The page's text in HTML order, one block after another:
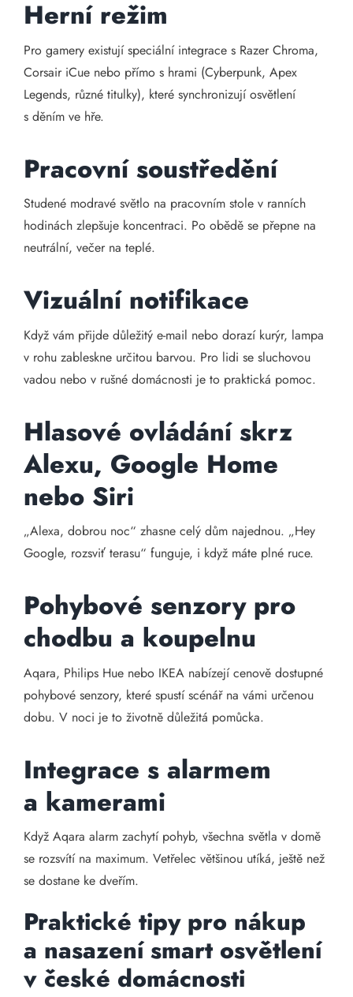
Herní režim
Pro gamery existují speciální integrace s Razer Chroma,
Corsair iCue nebo přímo s hrami (Cyberpunk, Apex
Legends, různé titulky), které synchronizují osvětlení
s děním ve hře.
Pracovní soustředění
Studené modravé světlo na pracovním stole v ranních
hodinách zlepšuje koncentraci. Po obědě se přepne na
neutrální, večer na teplé.
Vizuální notifikace
Když vám přijde důležitý e-mail nebo dorazí kurýr, lampa
v rohu zableskne určitou barvou. Pro lidi se sluchovou
vadou nebo v rušné domácnosti je to praktická pomoc.
Hlasové ovládání skrz
Alexu, Google Home
nebo Siri
„Alexa, dobrou noc“ zhasne celý dům najednou. „Hey
Google, rozsviť terasu“ funguje, i když máte plné ruce.
Pohybové senzory pro
chodbu a koupelnu
Aqara, Philips Hue nebo IKEA nabízejí cenově dostupné
pohybové senzory, které spustí scénář na vámi určenou
dobu. V noci je to životně důležitá pomůcka.
Integrace s alarmem
a kamerami
Když Aqara alarm zachytí pohyb, všechna světla v domě
se rozsvítí na maximum. Vetřelec většinou utíká, ještě než
se dostane ke dveřím.
Praktické tipy pro nákup
a nasazení smart osvětlení
v české domácnosti